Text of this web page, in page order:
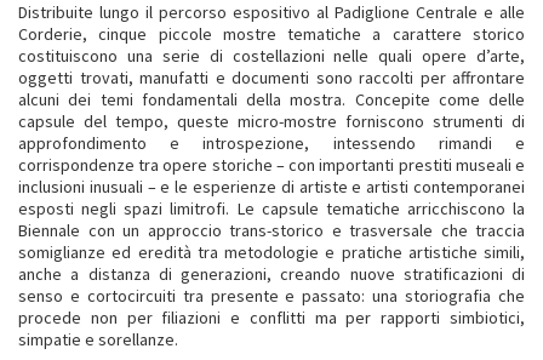
Distribuite lungo il percorso espositivo al Padiglione Centrale e alle
Corderie, cinque piccole mostre tematiche a carattere storico
costituiscono una serie di costellazioni nelle quali opere d’arte,
oggetti trovati, manufatti e documenti sono raccolti per affrontare
alcuni dei temi fondamentali della mostra. Concepite come delle
capsule del tempo, queste micro-mostre forniscono strumenti di
approfondimento e introspezione, intessendo rimandi e
corrispondenze tra opere storiche – con importanti prestiti museali e
inclusioni inusuali – e le esperienze di artiste e artisti contemporanei
esposti negli spazi limitrofi. Le capsule tematiche arricchiscono la
Biennale con un approccio trans-storico e trasversale che traccia
somiglianze ed eredità tra metodologie e pratiche artistiche simili,
anche a distanza di generazioni, creando nuove stratificazioni di
senso e cortocircuiti tra presente e passato: una storiografia che
procede non per filiazioni e conflitti ma per rapporti simbiotici,
simpatie e sorellanze.